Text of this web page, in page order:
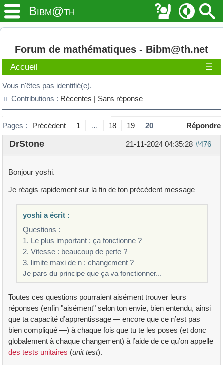
Bibm@th
Forum de mathématiques - Bibm@th.net
Accueil ☰
Vous n'êtes pas identifié(e).
Contributions : Récentes | Sans réponse
Pages : Précédent 1 … 18 19 20 Répondre
#476
21-11-2024 04:35:28
DrStone
Bonjour yoshi.
Je réagis rapidement sur la fin de ton précédent message
yoshi a écrit :
Questions :
1. Le plus important : ça fonctionne ?
2. Vitesse : beaucoup de perte ?
3. limite maxi de n : changement ?
Je pars du principe que ça va fonctionner...
Toutes ces questions pourraient aisément trouver leurs
réponses (enfin "aisément" selon ton envie, bien entendu, ainsi
que ta capacité d’apprentissage — encore que ce n’est pas
bien compliqué —) à chaque fois que tu te les poses (et donc
globalement à chaque changement) à l’aide de ce qu’on appelle
des tests unitaires (unit test).